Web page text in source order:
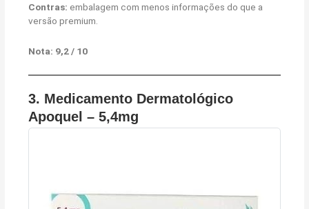
Contras: embalagem com menos informações do que a
versão premium.
Nota: 9,2 / 10
3. Medicamento Dermatológico
Apoquel – 5,4mg